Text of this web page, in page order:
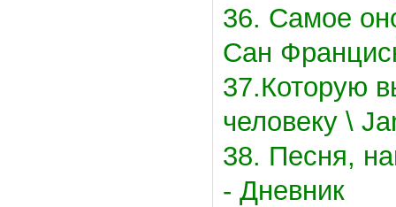
36. Самое
Сан
37.Которую
человеку \
38. Песня,
- Дневник